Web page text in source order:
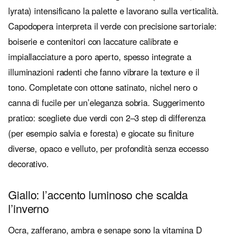
lyrata) intensificano la palette e lavorano sulla verticalità.
Capodopera interpreta il verde con precisione sartoriale:
boiserie e contenitori con laccature calibrate e
impiallacciature a poro aperto, spesso integrate a
illuminazioni radenti che fanno vibrare la texture e il
tono. Completate con ottone satinato, nichel nero o
canna di fucile per un’eleganza sobria. Suggerimento
pratico: scegliete due verdi con 2–3 step di differenza
(per esempio salvia e foresta) e giocate su finiture
diverse, opaco e velluto, per profondità senza eccesso
decorativo.
Giallo: l’accento luminoso che scalda
l’inverno
Ocra, zafferano, ambra e senape sono la vitamina D